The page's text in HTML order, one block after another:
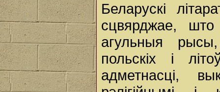
Беларускі
сцвярджае,
агульныя
польскіх і
адметнасці,